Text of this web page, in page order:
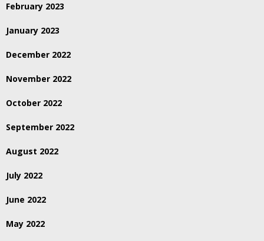
February 2023
January 2023
December 2022
November 2022
October 2022
September 2022
August 2022
July 2022
June 2022
May 2022